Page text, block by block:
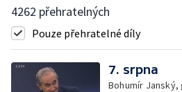
4262 přehratelných
Pouze přehratelné díly
7. srpna
Bohumír